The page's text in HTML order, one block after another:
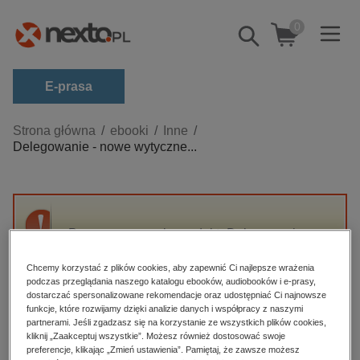
Pokaż/schowaj
wyszukiwarkę
0
E-prasa
Kategorie
Zobacz wszystkie E-prasa
budownictwo, aranżacja wnętrz
dzienniki
edukacja
hobby, sport, rozrywka
komputery, internet, technologie, informatyka
Strona główna ebooki
Inne
Delegowanie - nowe wytyczne...
Przepraszamy, ale produkt „Delegowanie -
Mobilności” nie jest dostępny.
High-contrast mode
Polecane
Chcemy korzystać z plików cookies, aby zapewnić Ci najlepsze wrażenia
podczas przeglądania naszego katalogu ebooków, audiobooków i e-prasy,
dostarczać spersonalizowane rekomendacje oraz udostępniać Ci najnowsze
funkcje, które rozwijamy dzięki analizie danych i współpracy z naszymi
partnerami. Jeśli zgadzasz się na korzystanie ze wszystkich plików cookies,
kliknij „Zaakceptuj wszystkie”. Możesz również dostosować swoje
preferencje, klikając „Zmień ustawienia”. Pamiętaj, że zawsze możesz